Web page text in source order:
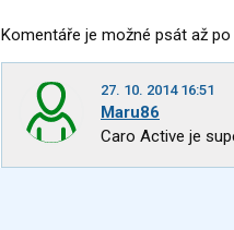
Komentáře je možné psát až po
27. 10. 2014 16:51
Maru86
Caro Active je